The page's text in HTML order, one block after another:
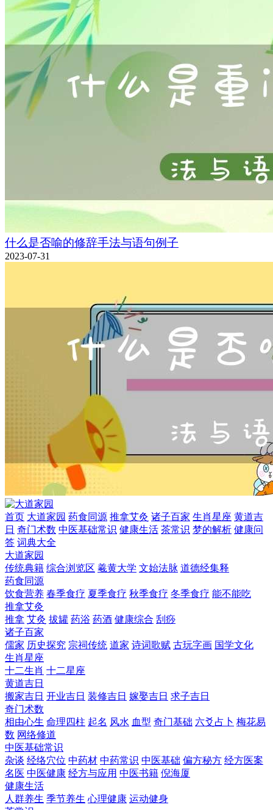
什么是否喻的修辞手法与语句例子
2023-07-31
首页 大道家园 药食同源 推拿艾灸 诸子百家 生肖星座 黄道吉
日 奇门术数 中医基础常识 健康生活 茶常识 梦的解析 健康问
答 词典大全
大道家园
传统典籍 综合浏览区 羲黄大学 文始法脉 道德经集释
药食同源
饮食营养 春季食疗 夏季食疗 秋季食疗 冬季食疗 能不能吃
推拿艾灸
推拿 艾灸 拔罐 药浴 药酒 健康综合 刮痧
诸子百家
儒家 历史探究 宗祠传统 道家 诗词歌赋 古玩字画 国学文化
生肖星座
十二生肖 十二星座
黄道吉日
搬家吉日 开业吉日 装修吉日 嫁娶吉日 求子吉日
奇门术数
相由心生 命理四柱 起名 风水 血型 奇门基础 六爻占卜 梅花易
数 网络修道
中医基础常识
杂谈 经络穴位 中药材 中药常识 中医基础 偏方秘方 经方医案
名医 中医健康 经方与应用 中医书籍 倪海厦
健康生活
人群养生 季节养生 心理健康 运动健身